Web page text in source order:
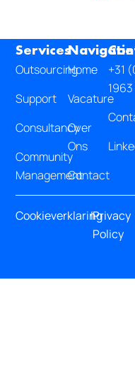
Services
Outsourcing
Support
Consultancy
Community
Management
Navigatie
Home
Vacature
Over
Ons
Contact
+31
1963
Cookieverklaring
|Privacy
Policy